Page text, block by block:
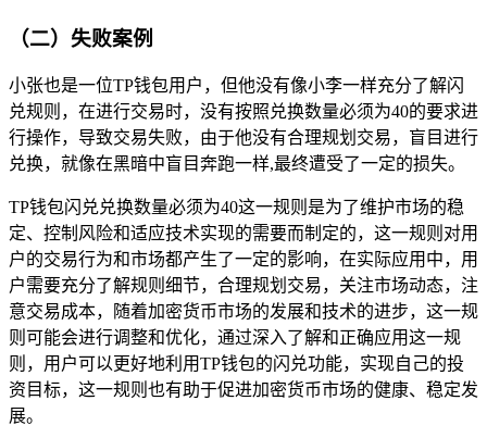
（二）失败案例
小张也是一位TP钱包用户，但他没有像小李一样充分了解闪
兑规则，在进行交易时，没有按照兑换数量必须为40的要求进
行操作，导致交易失败，由于他没有合理规划交易，盲目进行
兑换，就像在黑暗中盲目奔跑一样,最终遭受了一定的损失。
TP钱包闪兑兑换数量必须为40这一规则是为了维护市场的稳
定、控制风险和适应技术实现的需要而制定的，这一规则对用
户的交易行为和市场都产生了一定的影响，在实际应用中，用
户需要充分了解规则细节，合理规划交易，关注市场动态，注
意交易成本，随着加密货币市场的发展和技术的进步，这一规
则可能会进行调整和优化，通过深入了解和正确应用这一规
则，用户可以更好地利用TP钱包的闪兑功能，实现自己的投
资目标，这一规则也有助于促进加密货币市场的健康、稳定发
展。